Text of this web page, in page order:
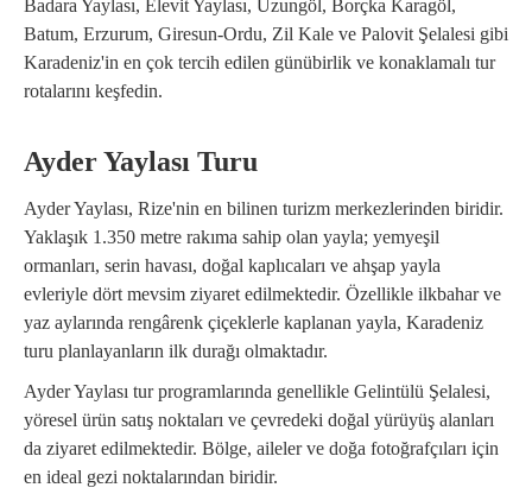
Badara Yaylası, Elevit Yaylası, Uzungöl, Borçka Karagöl,
Batum, Erzurum, Giresun-Ordu, Zil Kale ve Palovit Şelalesi gibi
Karadeniz'in en çok tercih edilen günübirlik ve konaklamalı tur
rotalarını keşfedin.
Ayder Yaylası Turu
Ayder Yaylası, Rize'nin en bilinen turizm merkezlerinden biridir.
Yaklaşık 1.350 metre rakıma sahip olan yayla; yemyeşil
ormanları, serin havası, doğal kaplıcaları ve ahşap yayla
evleriyle dört mevsim ziyaret edilmektedir. Özellikle ilkbahar ve
yaz aylarında rengârenk çiçeklerle kaplanan yayla, Karadeniz
turu planlayanların ilk durağı olmaktadır.
Ayder Yaylası tur programlarında genellikle Gelintülü Şelalesi,
yöresel ürün satış noktaları ve çevredeki doğal yürüyüş alanları
da ziyaret edilmektedir. Bölge, aileler ve doğa fotoğrafçıları için
en ideal gezi noktalarından biridir.